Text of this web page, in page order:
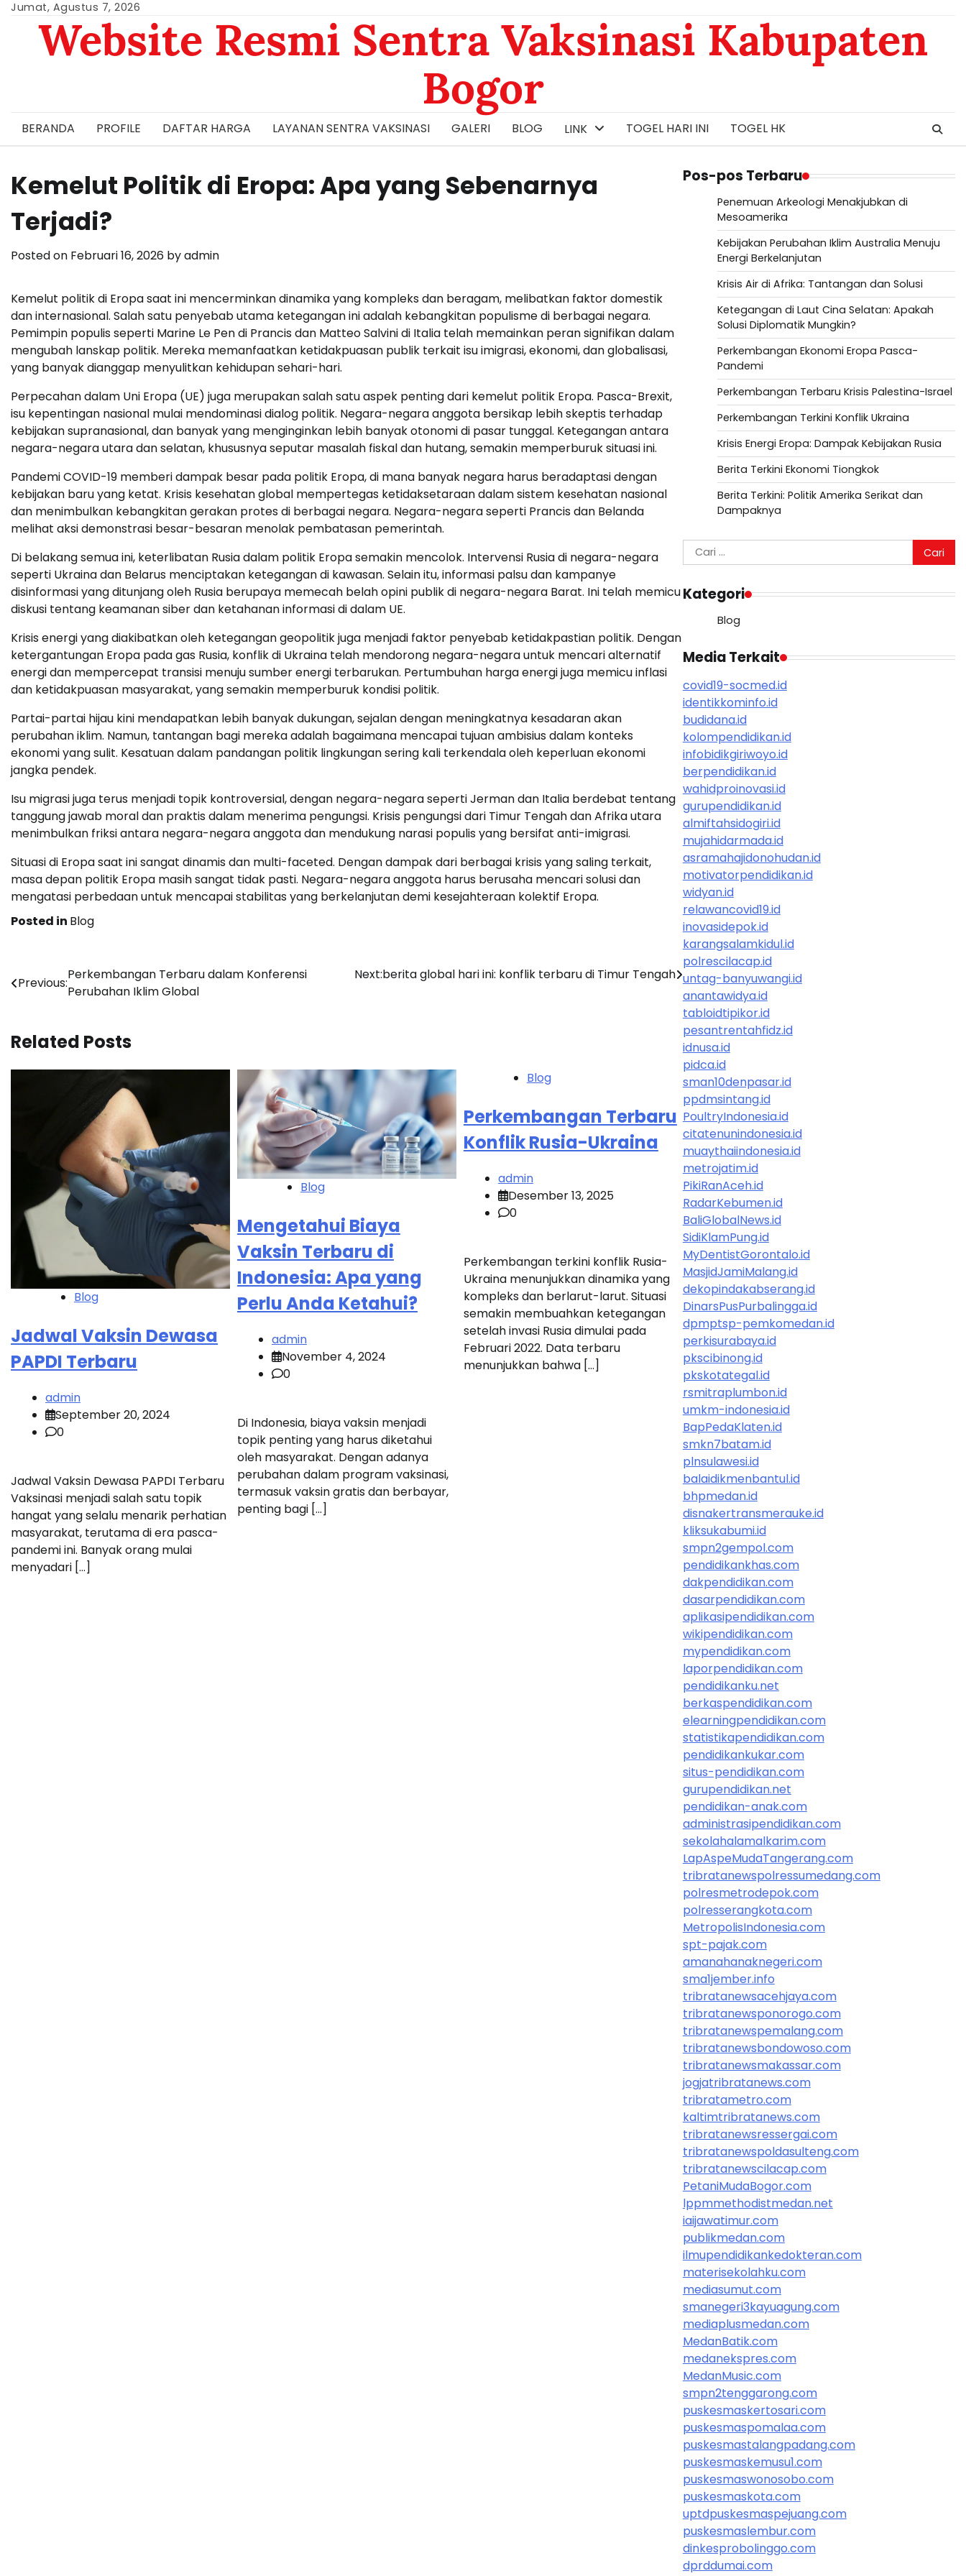
Skip
content
Jumat, Agustus 7, 2026
Website Resmi Sentra Vaksinasi Kabupaten
Bogor
BERANDA PROFILE DAFTAR HARGA LAYANAN SENTRA VAKSINASI GALERI BLOG LINK TOGEL HARI INI TOGEL HK
Kemelut Politik di Eropa: Apa yang Sebenarnya
Terjadi?
Posted on Februari 16, 2026 byadmin
Kemelut politik di Eropa saat ini mencerminkan dinamika yang kompleks dan beragam, melibatkan faktor domestik
dan internasional. Salah satu penyebab utama ketegangan ini adalah kebangkitan populisme di berbagai negara.
Pemimpin populis seperti Marine Le Pen di Prancis dan Matteo Salvini di Italia telah memainkan peran signifikan dalam
mengubah lanskap politik. Mereka memanfaatkan ketidakpuasan publik terkait isu imigrasi, ekonomi, dan globalisasi,
yang banyak dianggap menyulitkan kehidupan sehari-hari.
Perpecahan dalam Uni Eropa (UE) juga merupakan salah satu aspek penting dari kemelut politik Eropa. Pasca-Brexit,
isu kepentingan nasional mulai mendominasi dialog politik. Negara-negara anggota bersikap lebih skeptis terhadap
kebijakan supranasional, dan banyak yang menginginkan lebih banyak otonomi di pasar tunggal. Ketegangan antara
negara-negara utara dan selatan, khususnya seputar masalah fiskal dan hutang, semakin memperburuk situasi ini.
Pandemi COVID-19 memberi dampak besar pada politik Eropa, di mana banyak negara harus beradaptasi dengan
kebijakan baru yang ketat. Krisis kesehatan global mempertegas ketidaksetaraan dalam sistem kesehatan nasional
dan menimbulkan kebangkitan gerakan protes di berbagai negara. Negara-negara seperti Prancis dan Belanda
melihat aksi demonstrasi besar-besaran menolak pembatasan pemerintah.
Di belakang semua ini, keterlibatan Rusia dalam politik Eropa semakin mencolok. Intervensi Rusia di negara-negara
seperti Ukraina dan Belarus menciptakan ketegangan di kawasan. Selain itu, informasi palsu dan kampanye
disinformasi yang ditunjang oleh Rusia berupaya memecah belah opini publik di negara-negara Barat. Ini telah memicu
diskusi tentang keamanan siber dan ketahanan informasi di dalam UE.
Krisis energi yang diakibatkan oleh ketegangan geopolitik juga menjadi faktor penyebab ketidakpastian politik. Dengan
ketergantungan Eropa pada gas Rusia, konflik di Ukraina telah mendorong negara-negara untuk mencari alternatif
energi dan mempercepat transisi menuju sumber energi terbarukan. Pertumbuhan harga energi juga memicu inflasi
dan ketidakpuasan masyarakat, yang semakin memperburuk kondisi politik.
Partai-partai hijau kini mendapatkan lebih banyak dukungan, sejalan dengan meningkatnya kesadaran akan
perubahan iklim. Namun, tantangan bagi mereka adalah bagaimana mencapai tujuan ambisius dalam konteks
ekonomi yang sulit. Kesatuan dalam pandangan politik lingkungan sering kali terkendala oleh keperluan ekonomi
jangka pendek.
Isu migrasi juga terus menjadi topik kontroversial, dengan negara-negara seperti Jerman dan Italia berdebat tentang
tanggung jawab moral dan praktis dalam menerima pengungsi. Krisis pengungsi dari Timur Tengah dan Afrika utara
menimbulkan friksi antara negara-negara anggota dan mendukung narasi populis yang bersifat anti-imigrasi.
Situasi di Eropa saat ini sangat dinamis dan multi-faceted. Dengan dampak dari berbagai krisis yang saling terkait,
masa depan politik Eropa masih sangat tidak pasti. Negara-negara anggota harus berusaha mencari solusi dan
mengatasi perbedaan untuk mencapai stabilitas yang berkelanjutan demi kesejahteraan kolektif Eropa.
Posted in Blog
Navigasi
Previous:
Perkembangan Terbaru dalam Konferensi
Perubahan Iklim Global
Next:berita global hari ini: konflik terbaru di Timur Tengah
Related Posts
Blog
Jadwal Vaksin Dewasa
PAPDI Terbaru
admin
September 20, 2024
0
Jadwal Vaksin Dewasa PAPDI Terbaru
Vaksinasi menjadi salah satu topik
hangat yang selalu menarik perhatian
masyarakat, terutama di era pasca-
pandemi ini. Banyak orang mulai
menyadari […]
Blog
Mengetahui Biaya
Vaksin Terbaru di
Indonesia: Apa yang
Perlu Anda Ketahui?
admin
November 4, 2024
0
Di Indonesia, biaya vaksin menjadi
topik penting yang harus diketahui
oleh masyarakat. Dengan adanya
perubahan dalam program vaksinasi,
termasuk vaksin gratis dan berbayar,
penting bagi […]
Blog
Perkembangan Terbaru
Konflik Rusia-Ukraina
admin
Desember 13, 2025
0
Perkembangan terkini konflik Rusia-
Ukraina menunjukkan dinamika yang
kompleks dan berlarut-larut. Situasi
semakin membuahkan ketegangan
setelah invasi Rusia dimulai pada
Februari 2022. Data terbaru
menunjukkan bahwa […]
Pos-pos Terbaru
Penemuan Arkeologi Menakjubkan di
Mesoamerika
Kebijakan Perubahan Iklim Australia Menuju
Energi Berkelanjutan
Krisis Air di Afrika: Tantangan dan Solusi
Ketegangan di Laut Cina Selatan: Apakah
Solusi Diplomatik Mungkin?
Perkembangan Ekonomi Eropa Pasca-
Pandemi
Perkembangan Terbaru Krisis Palestina-Israel
Perkembangan Terkini Konflik Ukraina
Krisis Energi Eropa: Dampak Kebijakan Rusia
Berita Terkini Ekonomi Tiongkok
Berita Terkini: Politik Amerika Serikat dan
Dampaknya
Cari
untuk:
Kategori
Blog
Media Terkait
covid19-socmed.id
identikkominfo.id
budidana.id
kolompendidikan.id
infobidikgiriwoyo.id
berpendidikan.id
wahidproinovasi.id
gurupendidikan.id
almiftahsidogiri.id
mujahidarmada.id
asramahajidonohudan.id
motivatorpendidikan.id
widyan.id
relawancovid19.id
inovasidepok.id
karangsalamkidul.id
polrescilacap.id
untag-banyuwangi.id
anantawidya.id
tabloidtipikor.id
pesantrentahfidz.id
idnusa.id
pidca.id
sman10denpasar.id
ppdmsintang.id
PoultryIndonesia.id
citatenunindonesia.id
muaythaiindonesia.id
metrojatim.id
PikiRanAceh.id
RadarKebumen.id
BaliGlobalNews.id
SidiKlamPung.id
MyDentistGorontalo.id
MasjidJamiMalang.id
dekopindakabserang.id
DinarsPusPurbalingga.id
dpmptsp-pemkomedan.id
perkisurabaya.id
pkscibinong.id
pkskotategal.id
rsmitraplumbon.id
umkm-indonesia.id
BapPedaKlaten.id
smkn7batam.id
plnsulawesi.id
balaidikmenbantul.id
bhpmedan.id
disnakertransmerauke.id
kliksukabumi.id
smpn2gempol.com
pendidikankhas.com
dakpendidikan.com
dasarpendidikan.com
aplikasipendidikan.com
wikipendidikan.com
mypendidikan.com
laporpendidikan.com
pendidikanku.net
berkaspendidikan.com
elearningpendidikan.com
statistikapendidikan.com
pendidikankukar.com
situs-pendidikan.com
gurupendidikan.net
pendidikan-anak.com
administrasipendidikan.com
sekolahalamalkarim.com
LapAspeMudaTangerang.com
tribratanewspolressumedang.com
polresmetrodepok.com
polresserangkota.com
MetropolisIndonesia.com
spt-pajak.com
amanahanaknegeri.com
sma1jember.info
tribratanewsacehjaya.com
tribratanewsponorogo.com
tribratanewspemalang.com
tribratanewsbondowoso.com
tribratanewsmakassar.com
jogjatribratanews.com
tribratametro.com
kaltimtribratanews.com
tribratanewsressergai.com
tribratanewspoldasulteng.com
tribratanewscilacap.com
PetaniMudaBogor.com
lppmmethodistmedan.net
iaijawatimur.com
publikmedan.com
ilmupendidikankedokteran.com
materisekolahku.com
mediasumut.com
smanegeri3kayuagung.com
mediaplusmedan.com
MedanBatik.com
medanekspres.com
MedanMusic.com
smpn2tenggarong.com
puskesmaskertosari.com
puskesmaspomalaa.com
puskesmastalangpadang.com
puskesmaskemusu1.com
puskesmaswonosobo.com
puskesmaskota.com
uptdpuskesmaspejuang.com
puskesmaslembur.com
dinkesprobolinggo.com
dprddumai.com